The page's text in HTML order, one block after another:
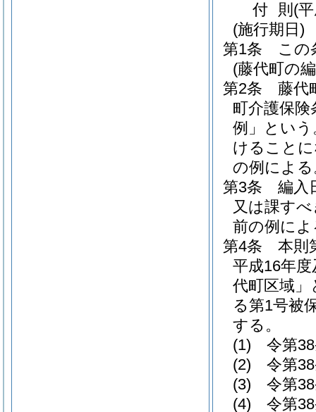
付 則 (
(施行期日)
第1条
この
(藤代町の
第2条
藤代
町介護保険
例」という
けること
の例による
第3条
編入
又は課す
前の例によ
第4条
本則
平成16年
代町区域」
る第1号被
する。
(1)
令第
(2)
令第
(3)
令第
(4)
令第